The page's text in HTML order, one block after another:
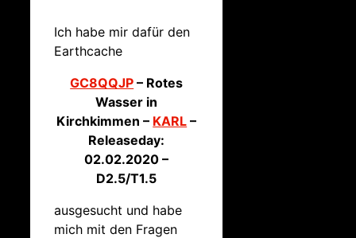
Ich habe mir dafür den
Earthcache
GC8QQJP – Rotes
Wasser in
Kirchkimmen – KARL –
Releaseday:
02.02.2020 –
D2.5/T1.5
ausgesucht und habe
mich mit den Fragen